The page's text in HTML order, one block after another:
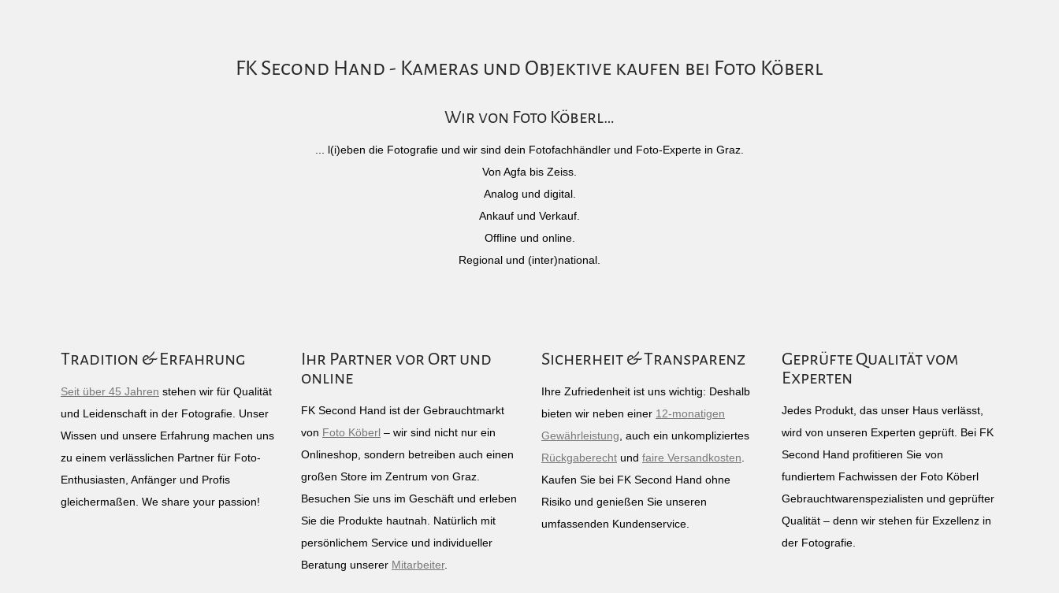
FK Second Hand - Kameras und Objektive kaufen bei Foto Köberl
Wir von Foto Köberl…
... l(i)eben die Fotografie und wir sind dein Fotofachhändler und Foto-Experte in Graz.
Von Agfa bis Zeiss.
Analog und digital.
Ankauf und Verkauf.
Offline und online.
Regional und (inter)national.
Tradition & Erfahrung
Seit über 45 Jahren stehen wir für Qualität
und Leidenschaft in der Fotografie. Unser
Wissen und unsere Erfahrung machen uns
zu einem verlässlichen Partner für Foto-
Enthusiasten, Anfänger und Profis
gleichermaßen. We share your passion!
Ihr Partner vor Ort und
online
FK Second Hand ist der Gebrauchtmarkt
von Foto Köberl – wir sind nicht nur ein
Onlineshop, sondern betreiben auch einen
großen Store im Zentrum von Graz.
Besuchen Sie uns im Geschäft und erleben
Sie die Produkte hautnah. Natürlich mit
persönlichem Service und individueller
Beratung unserer Mitarbeiter.
Sicherheit & Transparenz
Ihre Zufriedenheit ist uns wichtig: Deshalb
bieten wir neben einer 12-monatigen
Gewährleistung , auch ein unkompliziertes
Rückgaberecht und faire Versandkosten
Kaufen Sie bei FK Second Hand ohne
Risiko und genießen Sie unseren
umfassenden Kundenservice.
Geprüfte Qualität vom
Experten
Jedes Produkt, das unser Haus verlässt,
wird von unseren Experten geprüft. Bei FK
Second Hand profitieren Sie von
fundiertem Fachwissen der Foto Köberl
Gebrauchtwarenspezialisten und geprüfter
Qualität – denn wir stehen für Exzellenz in
der Fotografie.